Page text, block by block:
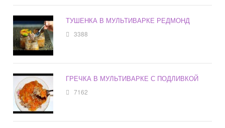
ТУШЕНКА В МУЛЬТИВАРКЕ РЕДМОНД
3388
ГРЕЧКА В МУЛЬТИВАРКЕ С ПОДЛИВКОЙ
7162